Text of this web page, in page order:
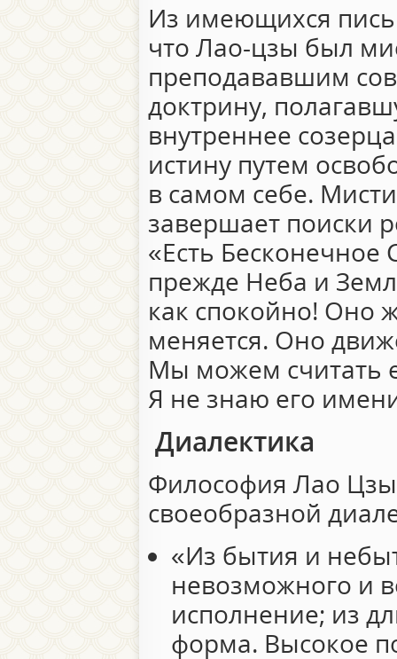
Из имеющихся
что Лао-цзы был
преподававшим
доктрину,
внутреннее
истину путем
в самом себе.
завершает поиски
«Есть Бесконечное
прежде Неба и
как спокойно! Оно
меняется. Оно
Мы можем считать
Я не знаю его
Диалектика
Философия Лао
своеобразной
«Из бытия и
невозможного и
исполнение; из
форма. Высокое